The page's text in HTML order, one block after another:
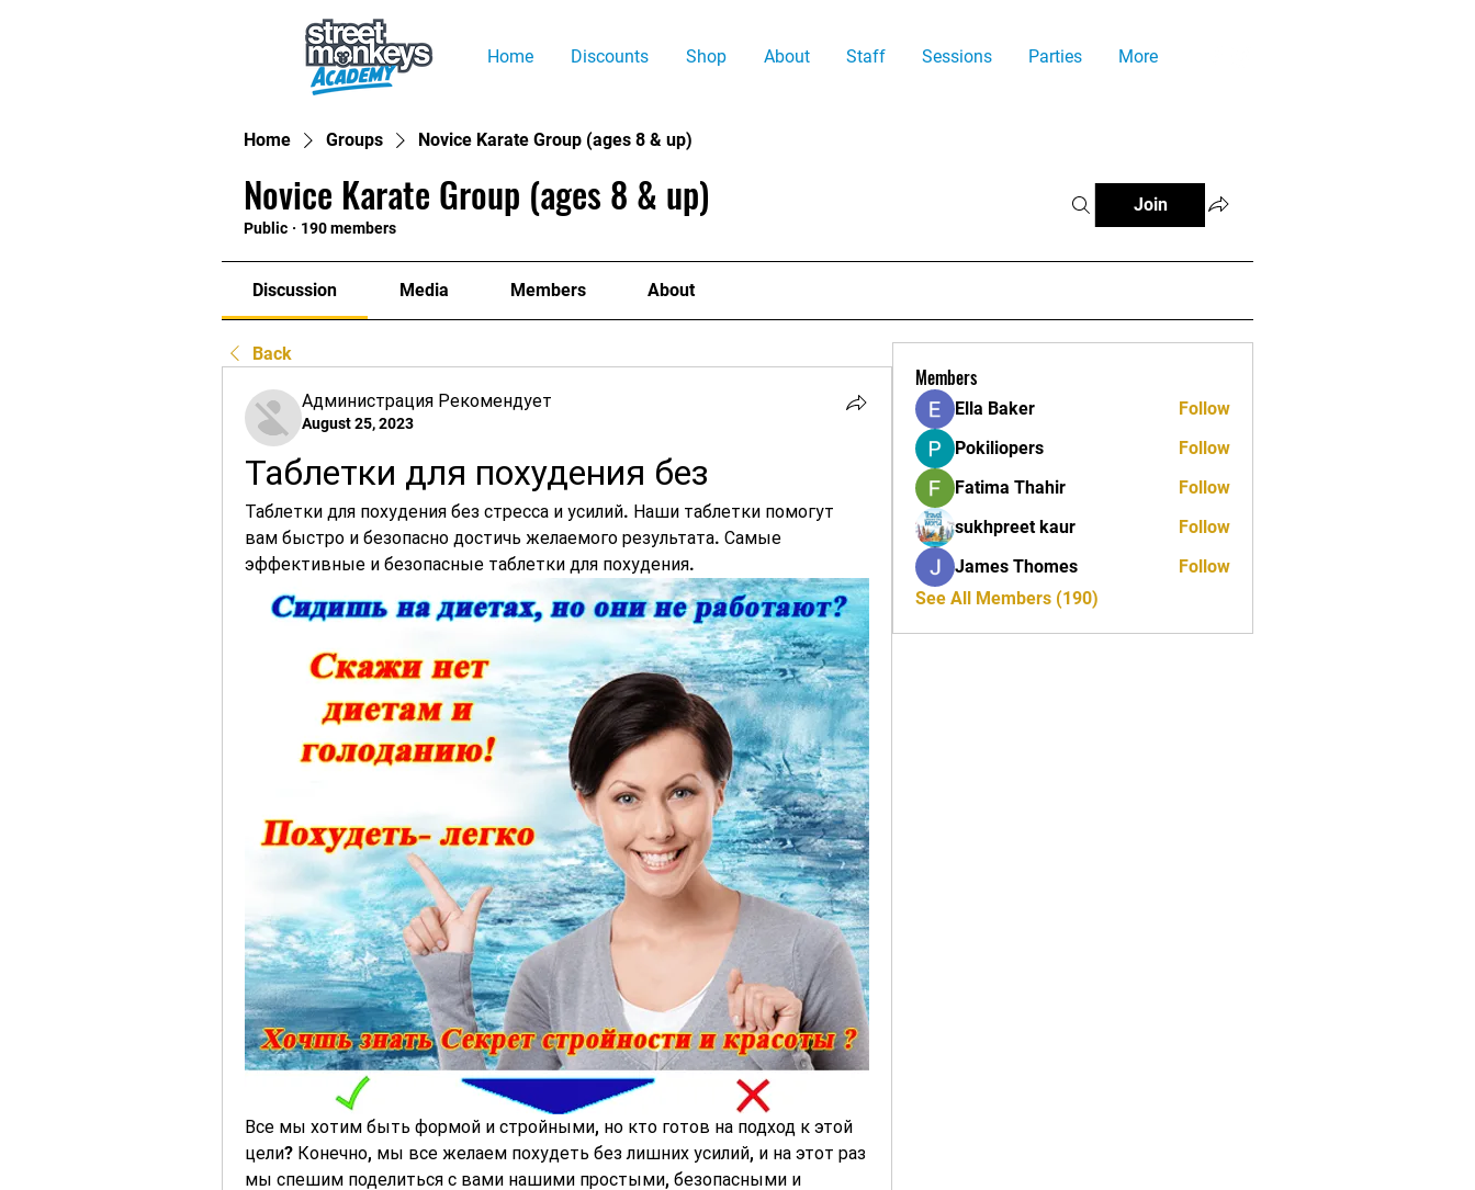
Home Discounts Shop About Staff Sessions Parties More
Home Groups Novice Karate Group (ages 8 & up)
Novice Karate Group (ages 8 & up)
Public · 190 members
Join
Discussion Media Members About
Back
Администрация Рекомендует
August 25, 2023
Таблетки для похудения без
Таблетки для похудения без стресса и усилий. Наши таблетки помогут
вам быстро и безопасно достичь желаемого результата. Самые
эффективные и безопасные таблетки для похудения.
Все мы хотим быть формой и стройными, но кто готов на подход к этой
цели? Конечно, мы все желаем похудеть без лишних усилий, и на этот раз
мы спешим поделиться с вами нашими простыми, безопасными и
Members
Ella Baker
Follow
Pokiliopers
Follow
Fatima Thahir
Follow
sukhpreet kaur
Follow
James Thomes
Follow
See All Members (190)